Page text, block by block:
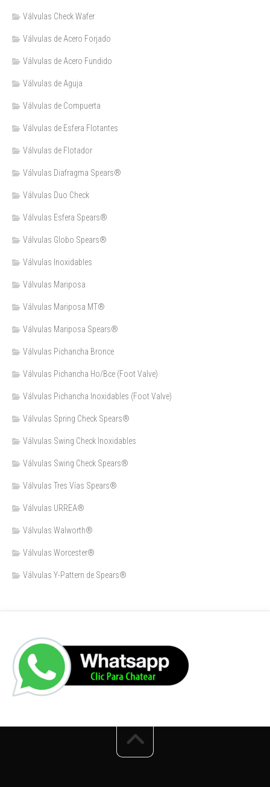
Válvulas Check Wafer
Válvulas de Acero Forjado
Válvulas de Acero Fundido
Válvulas de Aguja
Válvulas de Compuerta
Válvulas de Esfera Flotantes
Válvulas de Flotador
Válvulas Diafragma Spears®️
Válvulas Duo Check
Válvulas Esfera Spears®
Válvulas Globo Spears®
Válvulas Inoxidables
Válvulas Mariposa
Válvulas Mariposa MT®
Válvulas Mariposa Spears®
Válvulas Pichancha Bronce
Válvulas Pichancha Ho/Bce (Foot Valve)
Válvulas Pichancha Inoxidables (Foot Valve)
Válvulas Spring Check Spears®
Válvulas Swing Check Inoxidables
Válvulas Swing Check Spears®
Válvulas Tres Vías Spears®
Válvulas URREA®
Válvulas Walworth®
Válvulas Worcester®
Válvulas Y-Pattern de Spears®️